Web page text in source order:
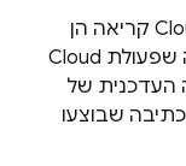
קריאה הן
שפעולת Cloud
העדכנית של
שבוצעו